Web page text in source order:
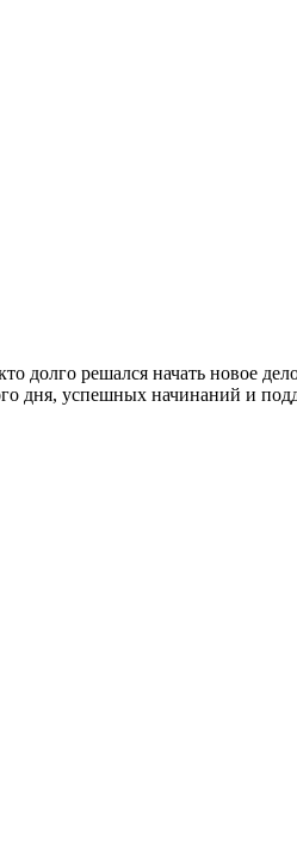
долго решался начать новое
дня, успешных начинаний и